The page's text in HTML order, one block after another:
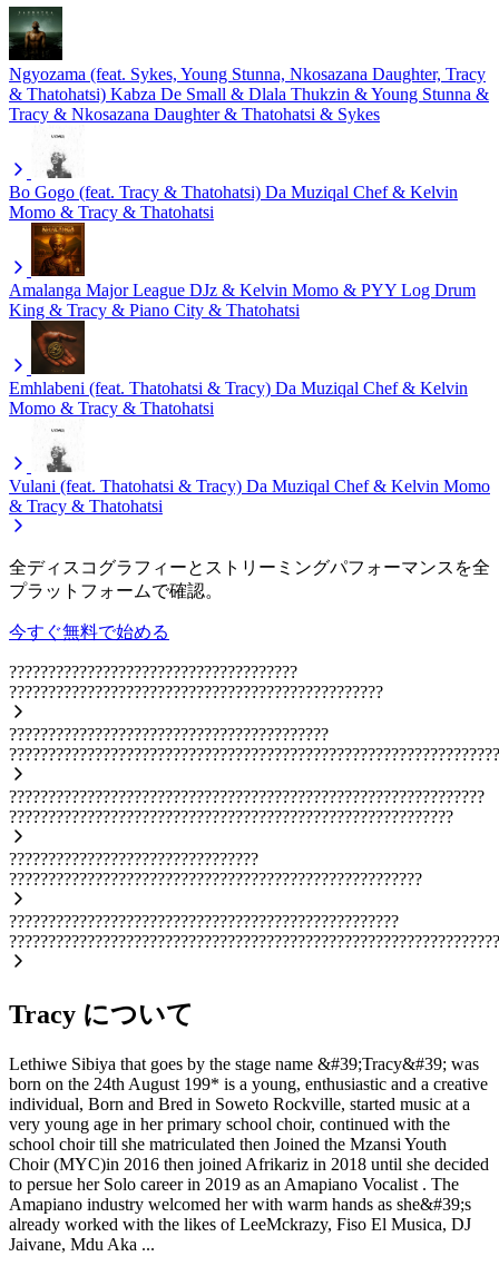
Ngyozama (feat. Sykes, Young Stunna, Nkosazana Daughter, Tracy
& Thatohatsi) Kabza De Small & Dlala Thukzin & Young Stunna &
Tracy & Nkosazana Daughter & Thatohatsi & Sykes
Bo Gogo (feat. Tracy & Thatohatsi) Da Muziqal Chef & Kelvin
Momo & Tracy & Thatohatsi
Amalanga Major League DJz & Kelvin Momo & PYY Log Drum
King & Tracy & Piano City & Thatohatsi
Emhlabeni (feat. Thatohatsi & Tracy) Da Muziqal Chef & Kelvin
Momo & Tracy & Thatohatsi
Vulani (feat. Thatohatsi & Tracy) Da Muziqal Chef & Kelvin Momo
& Tracy & Thatohatsi
全ディスコグラフィーとストリーミングパフォーマンスを全
プラットフォームで確認。
今すぐ無料で始める
?????????????????????????????????????
????????????????????????????????????????????????
?????????????????????????????????????????
?????????????????????????????????????????????????????????????
?????????????????????????????????????????????????????????
????????????????????????????????
?????????????????????????????????????????????????????
??????????????????????????????????????????????????
Tracy について
Lethiwe Sibiya that goes by the stage name &#39;Tracy&#39; was
born on the 24th August 199* is a young, enthusiastic and a creative
individual, Born and Bred in Soweto Rockville, started music at a
very young age in her primary school choir, continued with the
school choir till she matriculated then Joined the Mzansi Youth
Choir (MYC)in 2016 then joined Afrikariz in 2018 until she decided
to persue her Solo career in 2019 as an Amapiano Vocalist . The
Amapiano industry welcomed her with warm hands as she&#39;s
already worked with the likes of LeeMckrazy, Fiso El Musica, DJ
Jaivane, Mdu Aka ...